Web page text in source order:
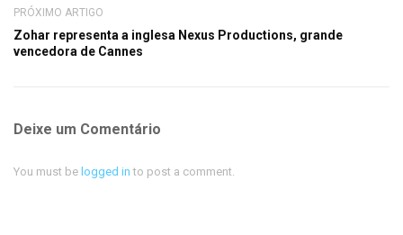
PRÓXIMO ARTIGO
Zohar representa a inglesa Nexus Productions, grande
vencedora de Cannes
Deixe um Comentário
You must be logged in to post a comment.